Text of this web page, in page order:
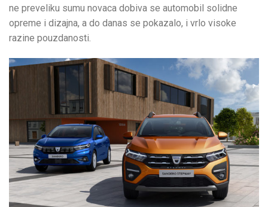
ne preveliku sumu novaca dobiva se automobil solidne
opreme i dizajna, a do danas se pokazalo, i vrlo visoke
razine pouzdanosti.